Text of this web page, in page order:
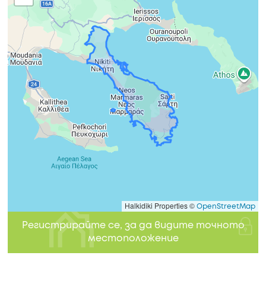
Halkidiki Properties © OpenStreetMap
Регистрирайте се, за да видите точното
местоположение